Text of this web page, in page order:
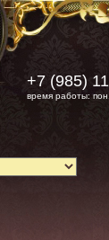
+7 (985)
время работы: